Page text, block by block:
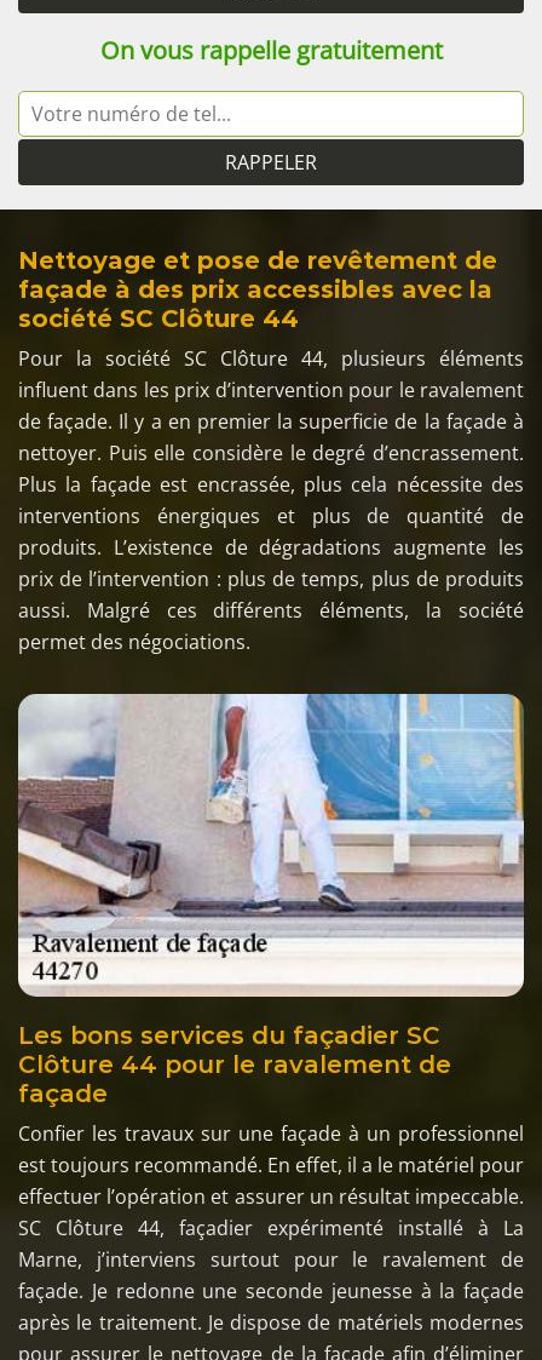
On vous rappelle gratuitement
Nettoyage et pose de revêtement de
façade à des prix accessibles avec la
société SC Clôture 44
Pour la société SC Clôture 44, plusieurs éléments
influent dans les prix d’intervention pour le ravalement
de façade. Il y a en premier la superficie de la façade à
nettoyer. Puis elle considère le degré d’encrassement.
Plus la façade est encrassée, plus cela nécessite des
interventions énergiques et plus de quantité de
produits. L’existence de dégradations augmente les
prix de l’intervention : plus de temps, plus de produits
aussi. Malgré ces différents éléments, la société
permet des négociations.
Les bons services du façadier SC
Clôture 44 pour le ravalement de
façade
Confier les travaux sur une façade à un professionnel
est toujours recommandé. En effet, il a le matériel pour
effectuer l’opération et assurer un résultat impeccable.
SC Clôture 44, façadier expérimenté installé à La
Marne, j’interviens surtout pour le ravalement de
façade. Je redonne une seconde jeunesse à la façade
après le traitement. Je dispose de matériels modernes
pour assurer le nettoyage de la façade afin d’éliminer